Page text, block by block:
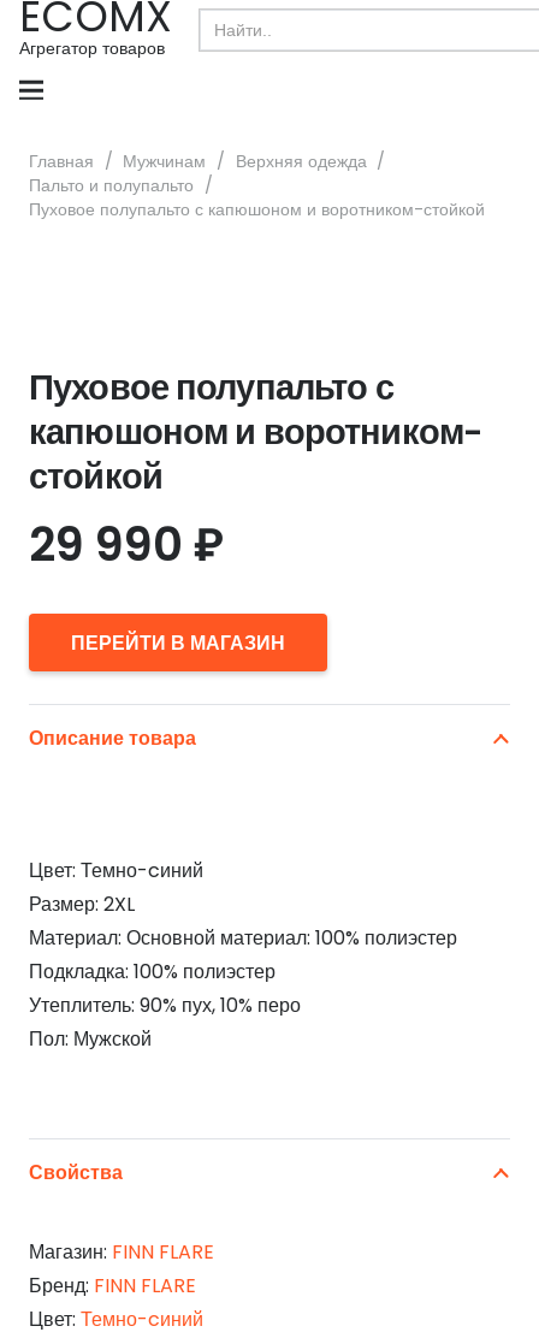
ECOMX
Агрегатор товаров
Search
for:
Главная / Мужчинам / Верхняя одежда /
Пальто и полупальто /
Пуховое полупальто с капюшоном и воротником-стойкой
Пуховое полупальто с
капюшоном и воротником-
стойкой
29 990 ₽
ПЕРЕЙТИ В МАГАЗИН
Описание товара
Цвет: Темно-cиний
Размер: 2XL
Материал: Основной материал: 100% полиэстер
Подкладка: 100% полиэстер
Утеплитель: 90% пух, 10% перо
Пол: Мужской
Свойства
Магазин: FINN FLARE
Бренд: FINN FLARE
Цвет: Темно-cиний